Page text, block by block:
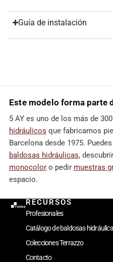
Guía de instalación
Este modelo forma parte
5 AY es uno de los más de
hidráulicos que fabricamos
Barcelona desde 1975. Puedes
baldosas hidráulicas,
monocolor o pedir muestras
espacio.
RECURSOS
Profesionales
Catálogo de baldosas
Colecciones Terrazzo
Contacto